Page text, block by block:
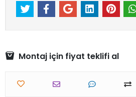
Montaj için fiyat teklifi al